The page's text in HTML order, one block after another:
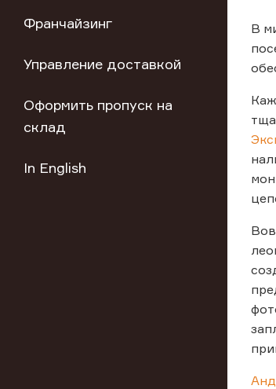
Франчайзинг
Управление доставкой
Оформить пропуск на
склад
In English
В